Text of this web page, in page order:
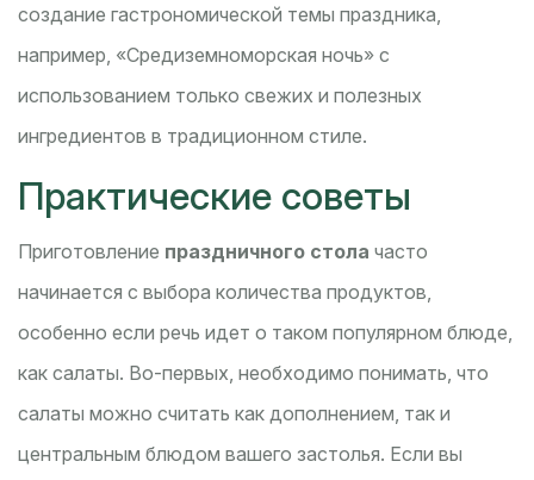
создание гастрономической темы праздника,
например, «Средиземноморская ночь» с
использованием только свежих и полезных
ингредиентов в традиционном стиле.
Практические советы
Приготовление праздничного стола часто
начинается с выбора количества продуктов,
особенно если речь идет о таком популярном блюде,
как салаты. Во-первых, необходимо понимать, что
салаты можно считать как дополнением, так и
центральным блюдом вашего застолья. Если вы